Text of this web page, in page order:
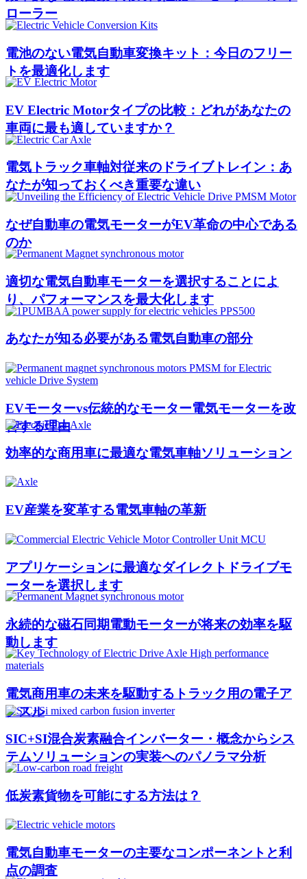
ローラー
電池のない電気自動車変換キット：今日のフリー
トを最適化します
EV Electric Motorタイプの比較：どれがあなたの
車両に最も適していますか？
電気トラック車軸対従来のドライブトレイン：あ
なたが知っておくべき重要な違い
なぜ自動車の電気モーターがEV革命の中心である
のか
適切な電気自動車モーターを選択することによ
り、パフォーマンスを最大化します
あなたが知る必要がある電気自動車の部分
EVモーターvs伝統的なモーター電気モーターを改
善する理由
効率的な商用車に最適な電気車軸ソリューション
EV産業を変革する電気車軸の革新
アプリケーションに最適なダイレクトドライブモ
ーターを選択します
永続的な磁石同期電動モーターが将来の効率を駆
動します
電気商用車の未来を駆動するトラック用の電子ア
クスル
SIC+SI混合炭素融合インバーター・概念からシス
テムソリューションの実装へのパノラマ分析
低炭素貨物を可能にする方法は？
電気自動車モーターの主要なコンポーネントと利
点の調査